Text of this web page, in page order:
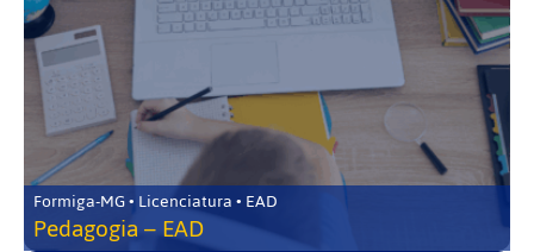
Formiga-MG • Licenciatura • EAD
Pedagogia – EAD